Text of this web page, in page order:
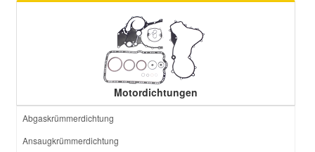
Motordichtungen
Abgaskrümmerdichtung
Ansaugkrümmerdichtung